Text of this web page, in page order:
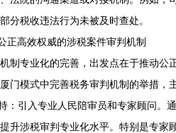
分税收违法行为未被及时查处。
高效权威的涉税案件审判机制
专业化的完善，出发点在于推动公
门模式中完善税务审判机制的举措，
引入专业人民陪审员和专家顾问。通
升涉税审判专业化水平。特别是专家